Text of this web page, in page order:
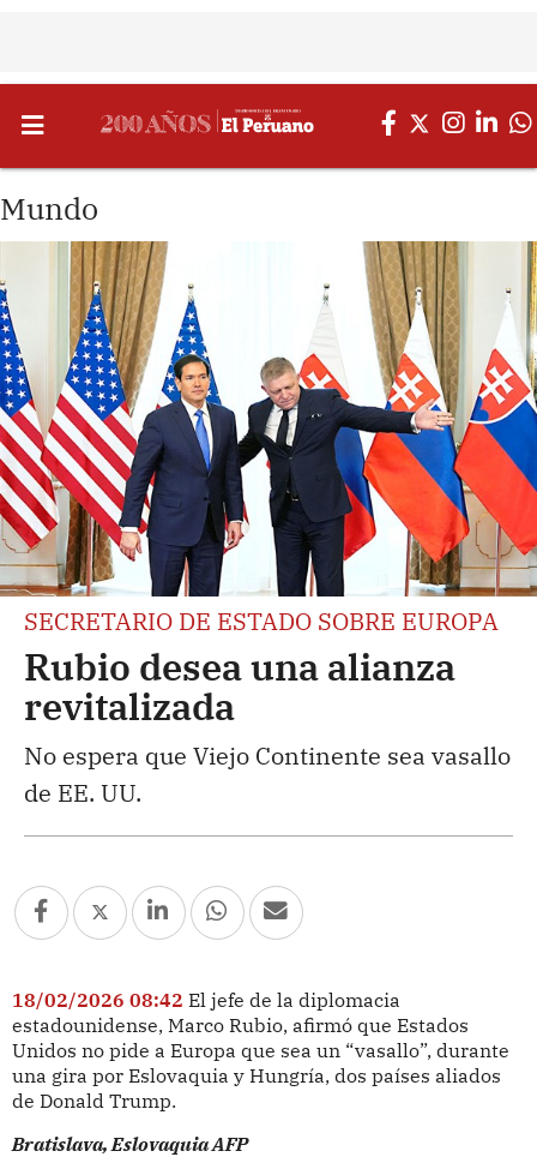
Mundo
SECRETARIO DE ESTADO SOBRE EUROPA
Rubio desea una alianza
revitalizada
No espera que Viejo Continente sea vasallo
de EE. UU.
18/02/2026 08:42 El jefe de la diplomacia
estadounidense, Marco Rubio, afirmó que Estados
Unidos no pide a Europa que sea un “vasallo”, durante
una gira por Eslovaquia y Hungría, dos países aliados
de Donald Trump.
Bratislava, Eslovaquia AFP